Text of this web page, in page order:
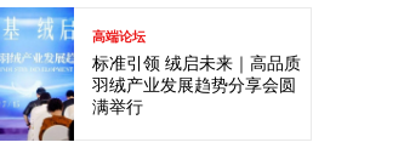
高端论坛
标准引领 绒启未来｜高品质
羽绒产业发展趋势分享会圆
满举行